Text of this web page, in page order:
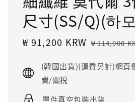
尺寸(SS/Q)(하
Sale
₩ 91,200 KRW Regular
₩ 114,000
(韓國出貨)(運費另計)網頁
費/關稅
單件真空包裝出貨